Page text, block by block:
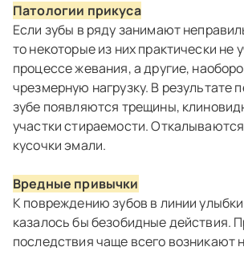
Патологии прикуса
Если зубы в ряду занимают
то некоторые из них практически не
процессе жевания, а другие,
чрезмерную нагрузку. В результате
зубе появляются трещины,
участки стираемости.
кусочки эмали.
Вредные привычки
К повреждению зубов в линии
казалось бы безобидные действия.
последствия чаще всего возникают